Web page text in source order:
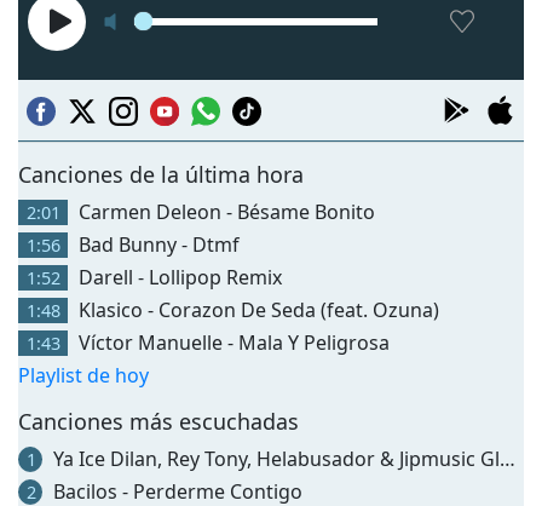
Canciones de la última hora
2:01 Carmen Deleon - Bésame Bonito
1:56 Bad Bunny - Dtmf
1:52 Darell - Lollipop Remix
1:48 Klasico - Corazon De Seda (feat. Ozuna)
1:43
Víctor Manuelle - Mala Y Peligrosa
Playlist de hoy
Canciones más escuchadas
1 Ya Ice Dilan, Rey Tony, Helabusador & Jipmusic Global - Dichavate
2 Bacilos - Perderme Contigo